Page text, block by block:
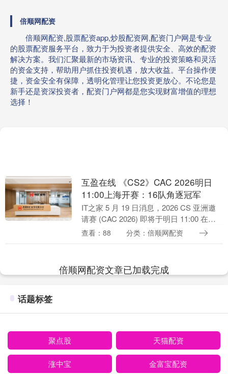
倍顺网配资
倍顺网配资,股票配资app,炒股配资网,配资门户网是专业
的股票配资服务平台，致力于为投资者提供安全、高效的配资
解决方案。我们汇聚最新的市场资讯、专业的投资策略和灵活
的资金支持，帮助用户抓住投资机遇，放大收益。平台操作便
捷，资金安全有保障，透明化管理让您投资更放心。不论您是
新手还是资深投资者，配资门户网都是您实现财富增值的理想
选择！
互盈在线 《CS2》CAC 2026明日
11:00上海开赛：16队角逐冠军
IT之家 5 月 19 日消息，2026 CS 亚洲邀
请赛 (CAC 2026) 即将于明日 11:00 在中
国上海开幕。包括两支中国战队（LVG、
查看：88 分类：倍顺网配资
倍顺网配资文章已加载完成
话题标签
聚点股 天猫配资
涨中宝 金富宝配资